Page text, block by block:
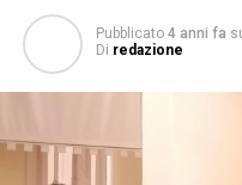
Pubblicato 4 anni fa
Di redazione